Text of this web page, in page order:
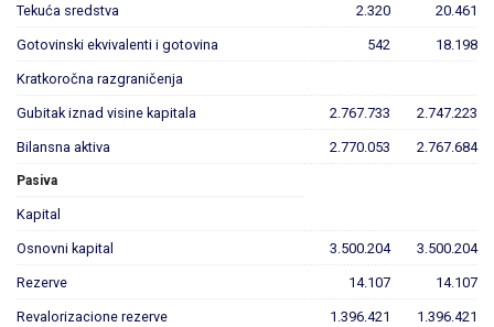
Tekuća sredstva 2.320 20.461
Gotovinski ekvivalenti i gotovina 542 18.198
Kratkoročna razgraničenja
Gubitak iznad visine kapitala 2.767.733 2.747.223
Bilansna aktiva 2.770.053 2.767.684
Pasiva
Kapital
Osnovni kapital 3.500.204 3.500.204
Rezerve 14.107 14.107
Revalorizacione rezerve 1.396.421 1.396.421